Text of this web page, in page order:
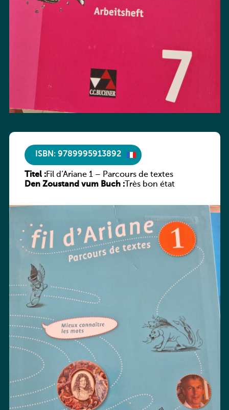
ISBN: 9789995913892
Titel :Fil d’Ariane 1 – Parcours de textes
Den Zoustand vum Buch :Très bon état